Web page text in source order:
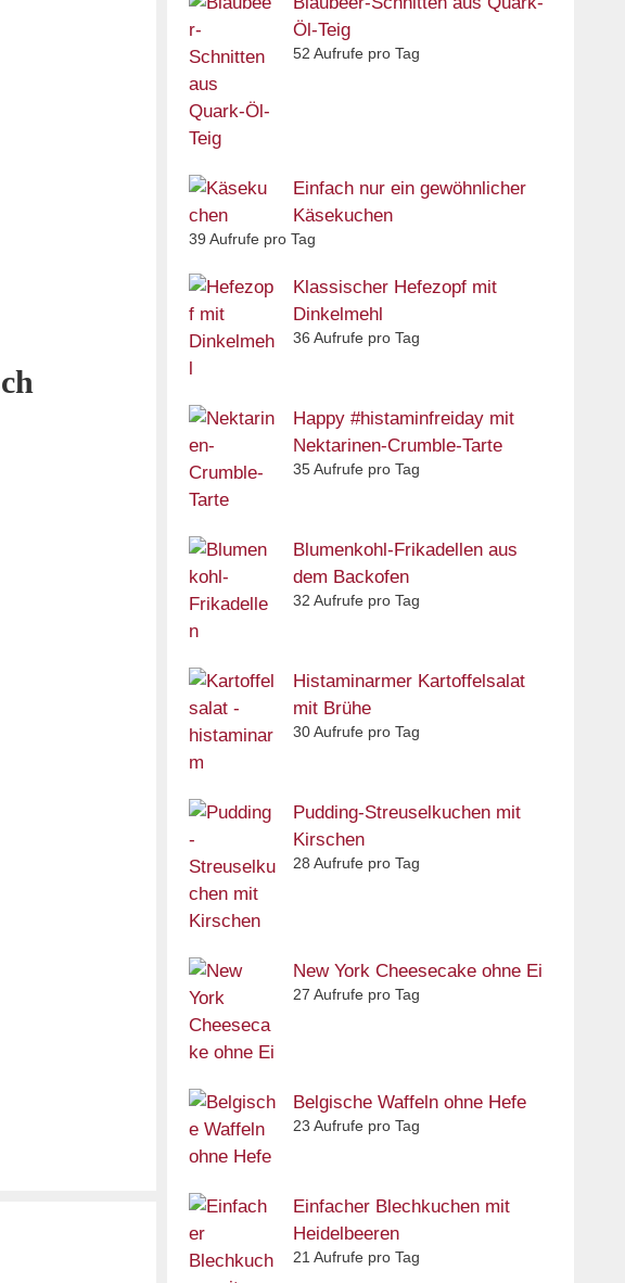
Öl-Teig
52 Aufrufe pro Tag
Einfach nur ein gewöhnlicher
Käsekuchen
39 Aufrufe pro Tag
Klassischer Hefezopf mit
Dinkelmehl
36 Aufrufe pro Tag
Happy #histaminfreiday mit
Nektarinen-Crumble-Tarte
35 Aufrufe pro Tag
Blumenkohl-Frikadellen aus
dem Backofen
32 Aufrufe pro Tag
Histaminarmer Kartoffelsalat
mit Brühe
30 Aufrufe pro Tag
Pudding-Streuselkuchen mit
Kirschen
28 Aufrufe pro Tag
New York Cheesecake ohne Ei
27 Aufrufe pro Tag
Belgische Waffeln ohne Hefe
23 Aufrufe pro Tag
Einfacher Blechkuchen mit
Heidelbeeren
21 Aufrufe pro Tag